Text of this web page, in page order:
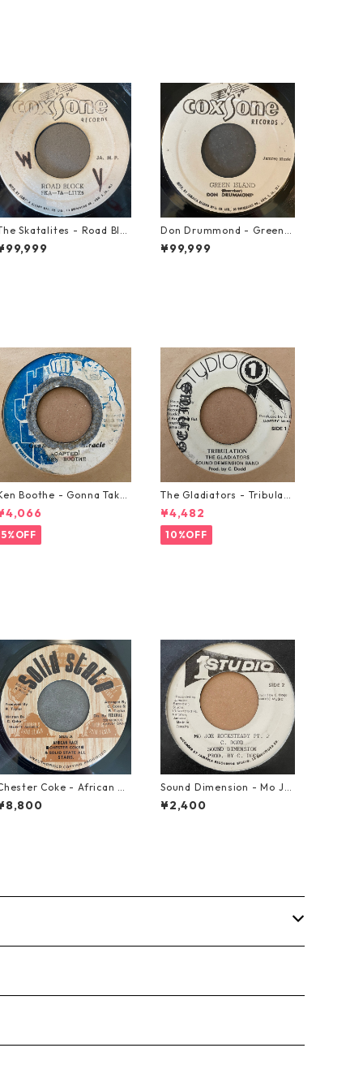
Skatalites - Road Blo
【7-21996】
Don Drummond - Green I
sland【7-22018】
¥99,999
Boothe - Gonna Take
Miracle【7-21362】
5%OFF
The Gladiators - Tribulati
on【7-21365】
¥4,482
10%OFF
Coke - African Ra
【7-21819】
Sound Dimension - Mo Jo
e Rock Steady【7-21087】
¥2,400